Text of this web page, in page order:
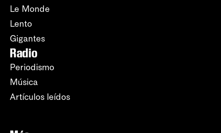
Le Monde
Lento
Gigantes
Radio
Periodismo
Música
Artículos leídos